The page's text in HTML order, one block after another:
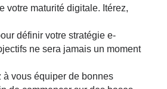
votre maturité digitale. Itérez,
définir votre stratégie e-
ne sera jamais un moment
à vous équiper de bonnes